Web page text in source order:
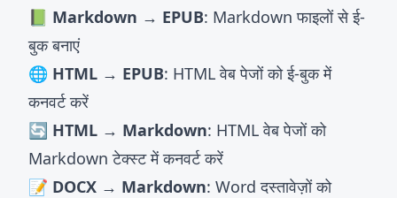
📗 Markdown → EPUB: Markdown फाइलों से ई-
बुक बनाएं
🌐 HTML → EPUB: HTML वेब पेजों को ई-बुक में
कनवर्ट करें
🔄 HTML → Markdown: HTML वेब पेजों को
Markdown टेक्स्ट में कनवर्ट करें
📝 DOCX → Markdown: Word दस्तावेज़ों को